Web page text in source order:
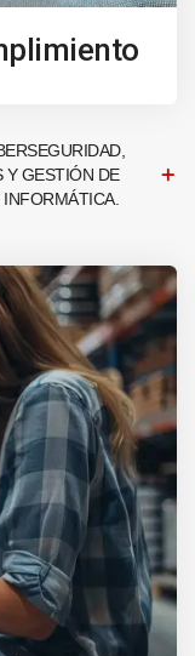
Y GESTIÓN DE